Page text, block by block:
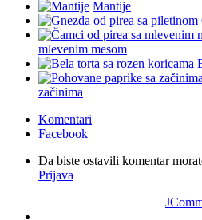
Mantije
mlevenim mesom
začinima
Komentari
Facebook
Da biste ostavili komentar
Prijava